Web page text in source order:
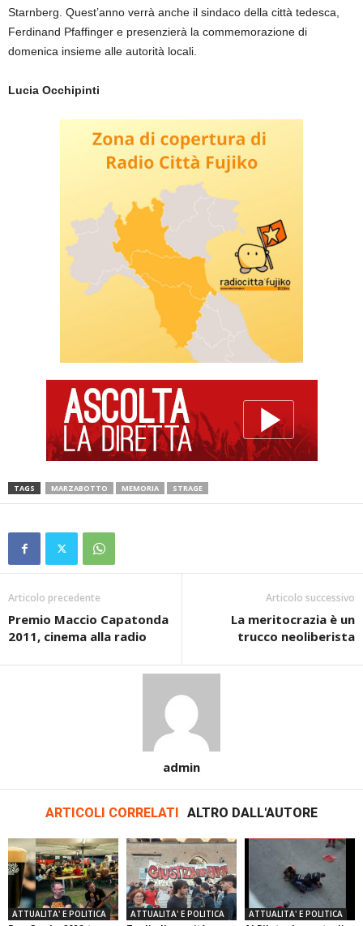
Starnberg. Quest’anno verrà anche il sindaco della città tedesca,
Ferdinand Pfaffinger e presenzierà la commemorazione di
domenica insieme alle autorità locali.
Lucia Occhipinti
TAGS MARZABOTTO MEMORIA STRAGE
Articolo precedente
Premio Maccio Capatonda
2011, cinema alla radio
Articolo successivo
La meritocrazia è un
trucco neoliberista
admin
ARTICOLI CORRELATI ALTRO DALL'AUTORE
ATTUALITA' E POLITICA ATTUALITA' E POLITICA ATTUALITA' E POLITICA